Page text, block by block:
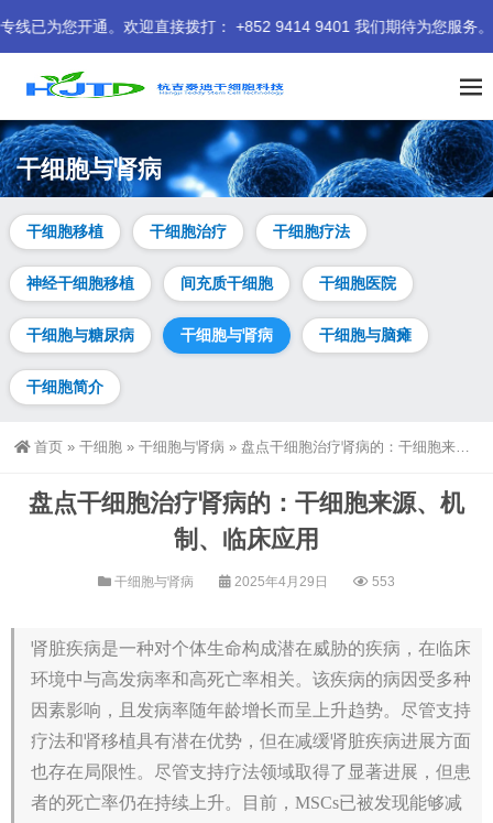
。欢迎直接拨打： +852 9414 9401 我们期待为您服务。
干细胞与肾病
干细胞移植 干细胞治疗 干细胞疗法
神经干细胞移植 间充质干细胞 干细胞医院
干细胞与糖尿病 干细胞与肾病 干细胞与脑瘫
干细胞简介
首页 » 干细胞 » 干细胞与肾病 » 盘点干细胞治疗肾病的：干细胞来源、机制、临床应用
盘点干细胞治疗肾病的：干细胞来源、机
制、临床应用
干细胞与肾病 2025年4月29日 553
肾脏疾病是一种对个体生命构成潜在威胁的疾病，在临床
环境中与高发病率和高死亡率相关。该疾病的病因受多种
因素影响，且发病率随年龄增长而呈上升趋势。尽管支持
疗法和肾移植具有潜在优势，但在减缓肾脏疾病进展方面
也存在局限性。尽管支持疗法领域取得了显著进展，但患
者的死亡率仍在持续上升。目前，MSCs已被发现能够减